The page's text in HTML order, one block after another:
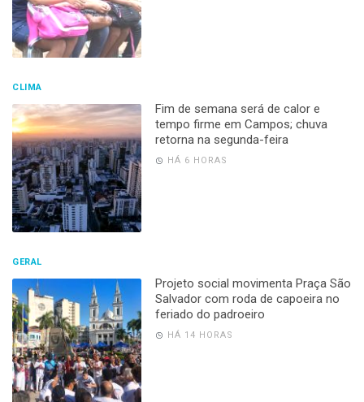
CLIMA
Fim de semana será de calor e
tempo firme em Campos; chuva
retorna na segunda-feira
HÁ 6 HORAS
GERAL
Projeto social movimenta Praça São
Salvador com roda de capoeira no
feriado do padroeiro
HÁ 14 HORAS